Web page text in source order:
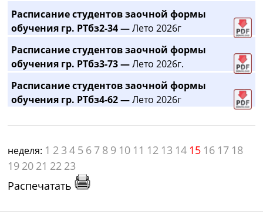
Расписание студентов заочной формы
обучения гр. РТбз2-34 —Лето 2026г
Расписание студентов заочной формы
обучения гр. РТбз3-73 —Лето 2026г.
Расписание студентов заочной формы
обучения гр. РТбз4-62 —Лето 2026г
неделя: 1 2 3 4 5 6 7 8 9 10 11 12 13 14 15 16 17 18
19 20 21 22 23
Распечатать